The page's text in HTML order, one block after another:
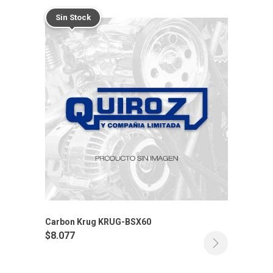
Sin Stock
Carbon Krug KRUG-BSX60
$8.077